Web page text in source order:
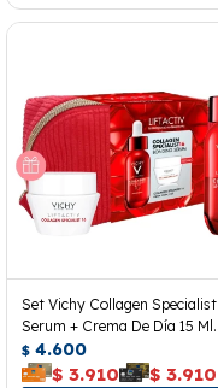
Set Vichy Collagen Specialist
Serum + Crema De Día 15 Ml.
$ 4.600
$ 3.910 $ 3.910